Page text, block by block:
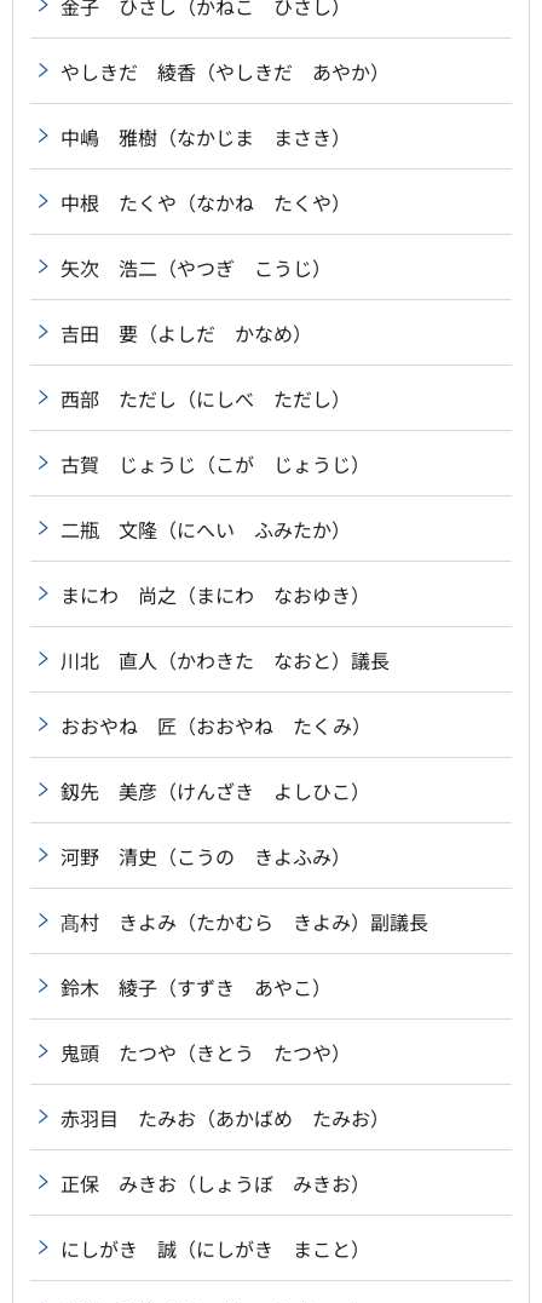
やしきだ 綾香（やしきだ あやか）
中嶋 雅樹（なかじま まさき）
中根 たくや（なかね たくや）
矢次 浩二（やつぎ こうじ）
吉田 要（よしだ かなめ）
西部 ただし（にしべ ただし）
古賀 じょうじ（こが じょうじ）
二瓶 文隆（にへい ふみたか）
まにわ 尚之（まにわ なおゆき）
川北 直人（かわきた なおと）議長
おおやね 匠（おおやね たくみ）
釼先 美彦（けんざき よしひこ）
河野 清史（こうの きよふみ）
髙村 きよみ（たかむら きよみ）副議長
鈴木 綾子（すずき あやこ）
鬼頭 たつや（きとう たつや）
赤羽目 たみお（あかばめ たみお）
正保 みきお（しょうぼ みきお）
にしがき 誠（にしがき まこと）